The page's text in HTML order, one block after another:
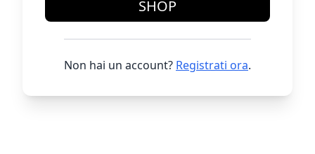
SHOP
Non hai un account? Registrati ora.